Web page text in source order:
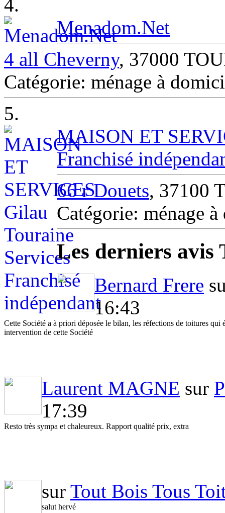
4.
Menadom.Net
4 all Cheverny, 37000
Catégorie: ménage à
5.
MAISON ET
Franchisé
66 r Douets, 37100
Catégorie: ménage
Les derniers avis
Bernard Frere
16:43
Cette Société a à priori déposée le bilan, les réfections de toitures qui
intervention de cette Société
Laurent MAGNE sur
17:39
Resto très sympa et chaleureux. Rapport qualité prix, extra
sur Tout Bois Tous
salut hervé